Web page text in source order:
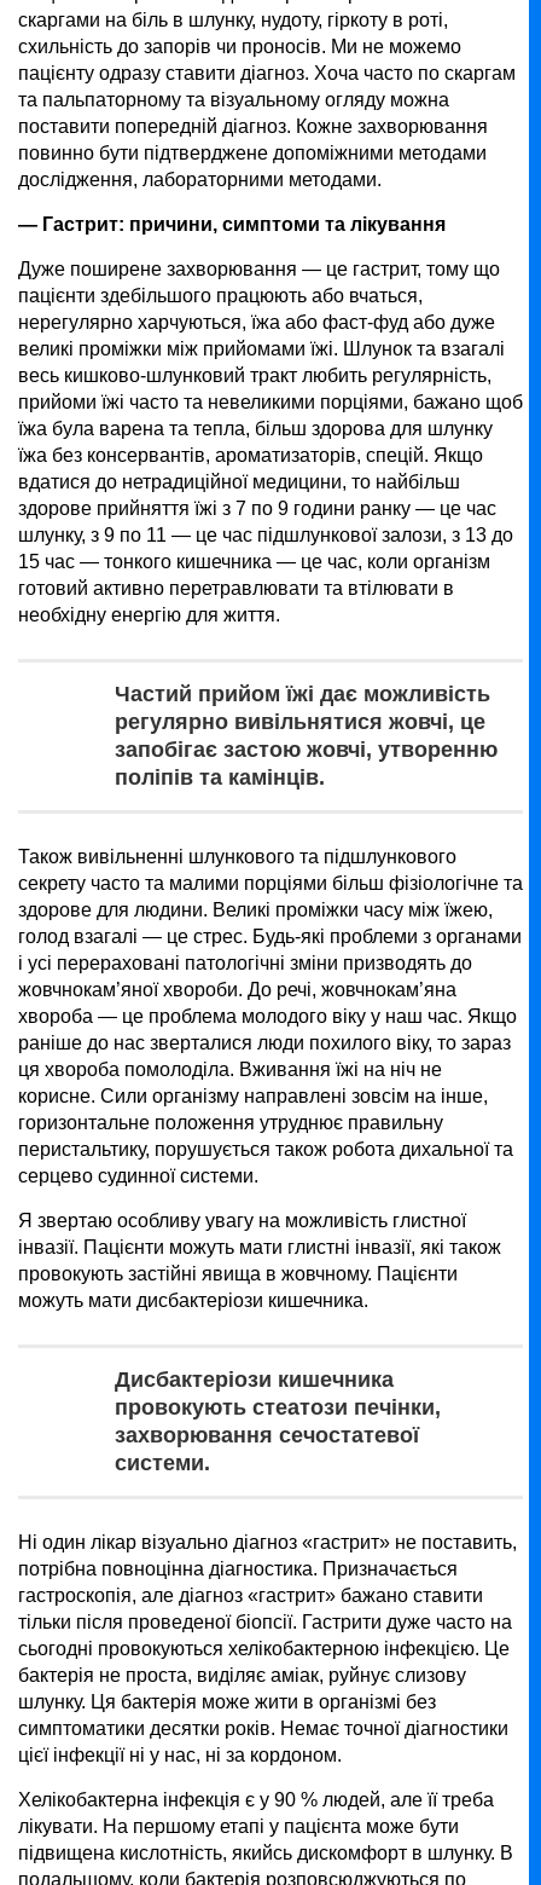
скаргами на біль в шлунку, нудоту, гіркоту в роті,
схильність до запорів чи проносів. Ми не можемо
пацієнту одразу ставити діагноз. Хоча часто по скаргам
та пальпаторному та візуальному огляду можна
поставити попередній діагноз. Кожне захворювання
повинно бути підтверджене допоміжними методами
дослідження, лабораторними методами.
— Гастрит: причини, симптоми та лікування
Дуже поширене захворювання — це гастрит, тому що
пацієнти здебільшого працюють або вчаться,
нерегулярно харчуються, їжа або фаст-фуд або дуже
великі проміжки між прийомами їжі. Шлунок та взагалі
весь кишково-шлунковий тракт любить регулярність,
прийоми їжі часто та невеликими порціями, бажано щоб
їжа була варена та тепла, більш здорова для шлунку
їжа без консервантів, ароматизаторів, спецій. Якщо
вдатися до нетрадиційної медицини, то найбільш
здорове прийняття їжі з 7 по 9 години ранку — це час
шлунку, з 9 по 11 — це час підшлункової залози, з 13 до
15 час — тонкого кишечника — це час, коли організм
готовий активно перетравлювати та втілювати в
необхідну енергію для життя.
Частий прийом їжі дає можливість
регулярно вивільнятися жовчі, це
запобігає застою жовчі, утворенню
поліпів та камінців.
Також вивільненні шлункового та підшлункового
секрету часто та малими порціями більш фізіологічне та
здорове для людини. Великі проміжки часу між їжею,
голод взагалі — це стрес. Будь-які проблеми з органами
і усі перераховані патологічні зміни призводять до
жовчнокам’яної хвороби. До речі, жовчнокам’яна
хвороба — це проблема молодого віку у наш час. Якщо
раніше до нас зверталися люди похилого віку, то зараз
ця хвороба помолоділа. Вживання їжі на ніч не
корисне. Сили організму направлені зовсім на інше,
горизонтальне положення утруднює правильну
перистальтику, порушується також робота дихальної та
серцево судинної системи.
Я звертаю особливу увагу на можливість глистної
інвазії. Пацієнти можуть мати глистні інвазії, які також
провокують застійні явища в жовчному. Пацієнти
можуть мати дисбактеріози кишечника.
Дисбактеріози кишечника
провокують стеатози печінки,
захворювання сечостатевої
системи.
Ні один лікар візуально діагноз «гастрит» не поставить,
потрібна повноцінна діагностика. Призначається
гастроскопія, але діагноз «гастрит» бажано ставити
тільки після проведеної біопсії. Гастрити дуже часто на
сьогодні провокуються хелікобактерною інфекцією. Це
бактерія не проста, виділяє аміак, руйнує слизову
шлунку. Ця бактерія може жити в організмі без
симптоматики десятки років. Немає точної діагностики
цієї інфекції ні у нас, ні за кордоном.
Хелікобактерна інфекція є у 90 % людей, але її треба
лікувати. На першому етапі у пацієнта може бути
підвищена кислотність, якийсь дискомфорт в шлунку. В
подальшому, коли бактерія розповсюджуються по